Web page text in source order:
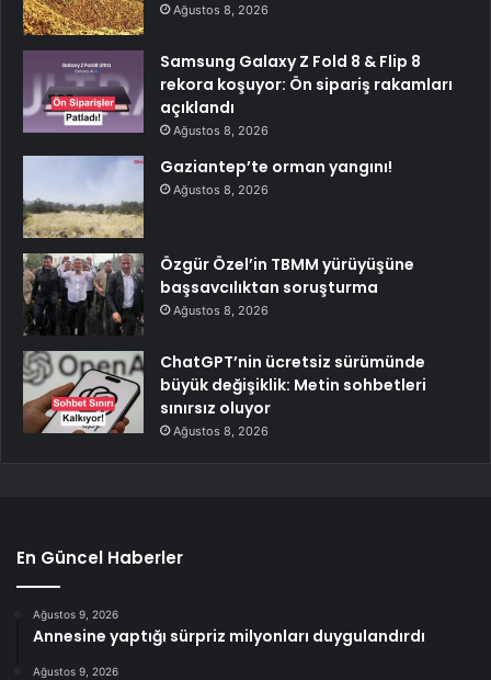
Ağustos 8, 2026
Samsung Galaxy Z Fold 8 & Flip 8
rekora koşuyor: Ön sipariş rakamları
açıklandı
Ağustos 8, 2026
Gaziantep’te orman yangını!
Ağustos 8, 2026
Özgür Özel’in TBMM yürüyüşüne
başsavcılıktan soruşturma
Ağustos 8, 2026
ChatGPT’nin ücretsiz sürümünde
büyük değişiklik: Metin sohbetleri
sınırsız oluyor
Ağustos 8, 2026
En Güncel Haberler
Ağustos 9, 2026
Annesine yaptığı sürpriz milyonları duygulandırdı
Ağustos 9, 2026